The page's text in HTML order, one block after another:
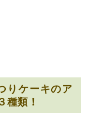
りケーキのア
種類！